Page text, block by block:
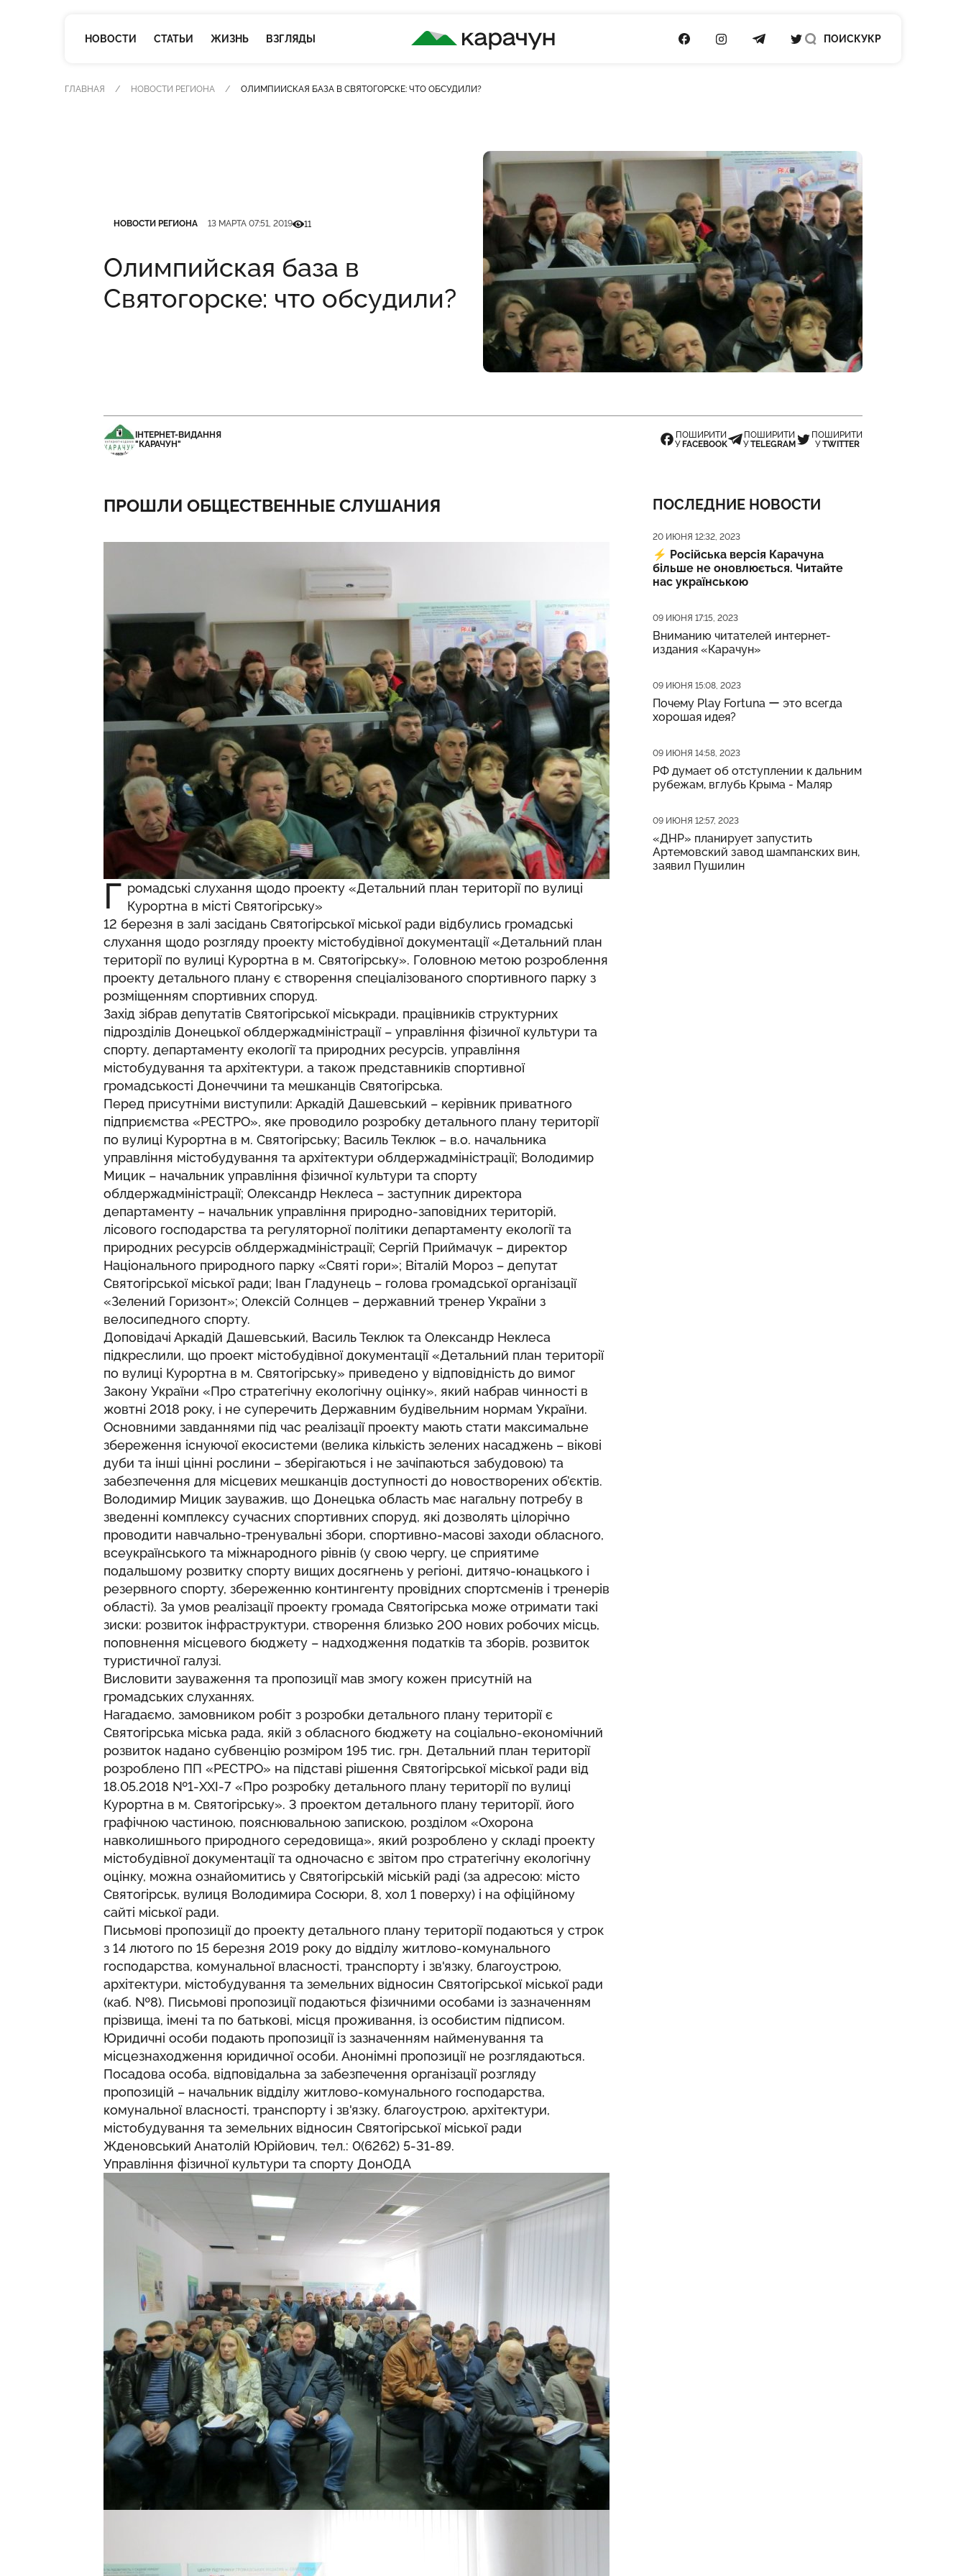
НОВОСТИ СТАТЬИ ЖИЗНЬ ВЗГЛЯДЫ
КАРАЧУН
ПОСИЛАННЯ НА FACEBOOK
ПОСИЛАННЯ НА INSTAGRAM
ПОСИЛАННЯ НА TELEGRAM
ПОСИЛАННЯ НА TWITTER
ПОИСКУКР
ГЛАВНАЯ НОВОСТИ РЕГИОНА ОЛИМПИЙСКАЯ БАЗА В СВЯТОГОРСКЕ: ЧТО ОБСУДИЛИ?
НОВОСТИ РЕГИОНА 13 МАРТА 07:51, 2019Кількість переглядів
11
Олимпийская база в
Святогорске: что обсудили?
ІНТЕРНЕТ-ВИДАННЯ
"КАРАЧУН"
ПОШИРИТИ
У FACEBOOK
ПОШИРИТИ
УTELEGRAM
ПОШИРИТИ
УTWITTER
ПРОШЛИ ОБЩЕСТВЕННЫЕ СЛУШАНИЯ
Г ромадські слухання щодо проекту «Детальний план території по вулиці
Курортна в місті Святогірську»
12 березня в залі засідань Святогірської міської ради відбулись громадські
слухання щодо розгляду проекту містобудівної документації «Детальний план
території по вулиці Курортна в м. Святогірську». Головною метою розроблення
проекту детального плану є створення спеціалізованого спортивного парку з
розміщенням спортивних споруд.
Захід зібрав депутатів Святогірської міськради, працівників структурних
підрозділів Донецької облдержадміністрації – управління фізичної культури та
спорту, департаменту екології та природних ресурсів, управління
містобудування та архітектури, а також представників спортивної
громадськості Донеччини та мешканців Святогірська.
Перед присутніми виступили: Аркадій Дашевський – керівник приватного
підприємства «РЕСТРО», яке проводило розробку детального плану території
по вулиці Курортна в м. Святогірську; Василь Теклюк – в.о. начальника
управління містобудування та архітектури облдержадміністрації; Володимир
Мицик – начальник управління фізичної культури та спорту
облдержадміністрації; Олександр Неклеса – заступник директора
департаменту – начальник управління природно-заповідних територій,
лісового господарства та регуляторної політики департаменту екології та
природних ресурсів облдержадміністрації; Сергій Приймачук – директор
Національного природного парку «Святі гори»; Віталій Мороз – депутат
Святогірської міської ради; Іван Гладунець – голова громадської організації
«Зелений Горизонт»; Олексій Солнцев – державний тренер України з
велосипедного спорту.
Доповідачі Аркадій Дашевський, Василь Теклюк та Олександр Неклеса
підкреслили, що проект містобудівної документації «Детальний план території
по вулиці Курортна в м. Святогірську» приведено у відповідність до вимог
Закону України «Про стратегічну екологічну оцінку», який набрав чинності в
жовтні 2018 року, і не суперечить Державним будівельним нормам України.
Основними завданнями під час реалізації проекту мають стати максимальне
збереження існуючої екосистеми (велика кількість зелених насаджень – вікові
дуби та інші цінні рослини – зберігаються і не зачіпаються забудовою) та
забезпечення для місцевих мешканців доступності до новостворених об’єктів.
Володимир Мицик зауважив, що Донецька область має нагальну потребу в
зведенні комплексу сучасних спортивних споруд, які дозволять цілорічно
проводити навчально-тренувальні збори, спортивно-масові заходи обласного,
всеукраїнського та міжнародного рівнів (у свою чергу, це сприятиме
подальшому розвитку спорту вищих досягнень у регіоні, дитячо-юнацького і
резервного спорту, збереженню контингенту провідних спортсменів і тренерів
області). За умов реалізації проекту громада Святогірська може отримати такі
зиски: розвиток інфраструктури, створення близько 200 нових робочих місць,
поповнення місцевого бюджету – надходження податків та зборів, розвиток
туристичної галузі.
Висловити зауваження та пропозиції мав змогу кожен присутній на
громадських слуханнях.
Нагадаємо, замовником робіт з розробки детального плану території є
Святогiрська міська рада, якій з обласного бюджету на соціально-економічний
розвиток надано субвенцію розміром 195 тис. грн. Детальний план території
розроблено ПП «РЕСТРО» на підставі рішення Святогірської міської ради від
18.05.2018 №1-ХХІ-7 «Про розробку детального плану території по вулиці
Курортна в м. Святогірську». 3 проектом детального плану території, його
графічною частиною, пояснювальною запискою, розділом «Охорона
навколишнього природного середовища», який розроблено у складі проекту
містобудівної документації та одночасно є звітом про стратегічну екологічну
оцінку, можна ознайомитись у Святогірській міській раді (за адресою: місто
Святогірськ, вулиця Володимира Сосюри, 8, хол 1 поверху) і на офіційному
сайті міської ради.
Письмові пропозиції до проекту детального плану території подаються у строк
з 14 лютого по 15 березня 2019 року до відділу житлово-комунального
господарства, комунальної власності, транспорту і зв'язку, благоустрою,
архітектури, містобудування та земельних відносин Святогірської міської ради
(каб. №8). Письмові пропозиції подаються фізичними особами із зазначенням
прізвища, імені та по батькові, місця проживання, із особистим підписом.
Юридичні особи подають пропозиції із зазначенням найменування та
місцезнаходження юридичної особи. Анонімні пропозиції не розглядаються.
Посадова особа, відповідальна за забезпечення організації розгляду
пропозицій – начальник відділу житлово-комунального господарства,
комунальної власності, транспорту і зв'язку, благоустрою, архітектури,
містобудування та земельних відносин Святогірської міської ради
Жденовський Анатолій Юрійович, тел.: 0(6262) 5-31-89.
Управління фізичної культури та спорту ДонОДА
ПОСЛЕДНИЕ НОВОСТИ
Дата публикации
20 ИЮНЯ 12:32, 2023
⚡️ Російська версія Карачуна
більше не оновлюється. Читайте
нас українською
Дата публикации
09 ИЮНЯ 17:15, 2023
Вниманию читателей интернет-
издания «Карачун»
Дата публикации
09 ИЮНЯ 15:08, 2023
Почему Play Fortuna ー это всегда
хорошая идея?
Дата публикации
09 ИЮНЯ 14:58, 2023
РФ думает об отступлении к дальним
рубежам, вглубь Крыма - Маляр
Дата публикации
09 ИЮНЯ 12:57, 2023
«ДНР» планирует запустить
Артемовский завод шампанских вин,
заявил Пушилин